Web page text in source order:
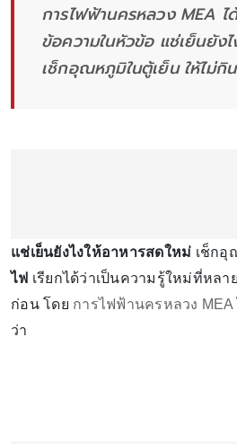
การไฟฟ้านครหลวง MEA
ข้อความในหัวข้อ แช่เย็นยังไ
เช็กอุณหภูมิในตู้เย็น ให้ไม่กิ
แช่เย็นยังไงให้อาหารสดใหม่ เช็ก
ไฟ เรียกได้ว่าเป็นความรู้ใหม่ที่หลา
ก่อน โดย การไฟฟ้านครหลวง MEA
ว่า